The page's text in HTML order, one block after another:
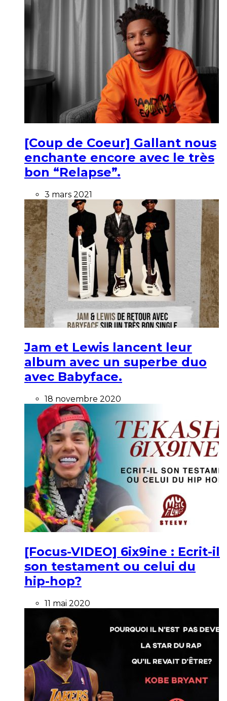
[Coup de Coeur] Gallant nous
enchante encore avec le très
bon “Relapse”.
3 mars 2021
Jam et Lewis lancent leur
album avec un superbe duo
avec Babyface.
18 novembre 2020
[Focus-VIDEO] 6ix9ine : Ecrit-il
son testament ou celui du
hip-hop?
11 mai 2020